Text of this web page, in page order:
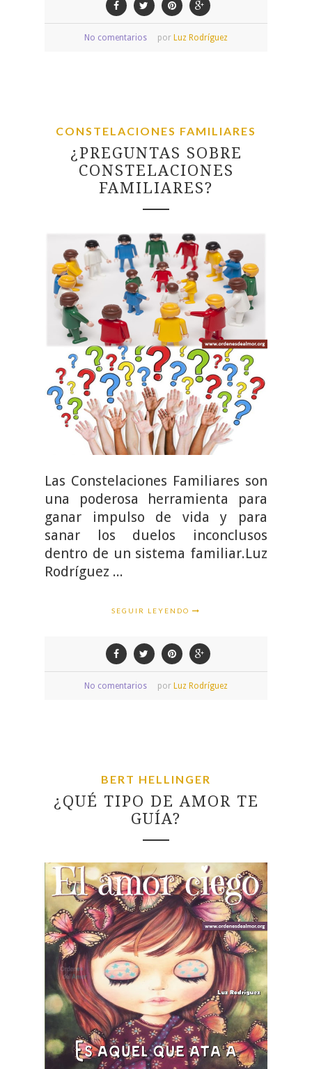
No comentarios por Luz Rodríguez
CONSTELACIONES FAMILIARES
¿PREGUNTAS SOBRE
CONSTELACIONES
FAMILIARES?
Las Constelaciones Familiares son
una poderosa herramienta para
ganar impulso de vida y para
sanar los duelos inconclusos
dentro de un sistema familiar.Luz
Rodríguez ...
SEGUIR LEYENDO
No comentarios por Luz Rodríguez
BERT HELLINGER
¿QUÉ TIPO DE AMOR TE
GUÍA?